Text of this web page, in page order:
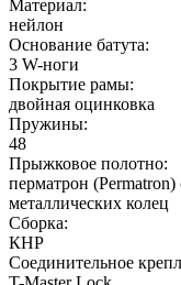
Материал:
нейлон
Основание батута:
3 W-ноги
Покрытие рамы:
двойная оцинковка
Пружины:
48
Прыжковое полотно:
перматрон
металлических колец
Сборка:
КНР
Соединительное